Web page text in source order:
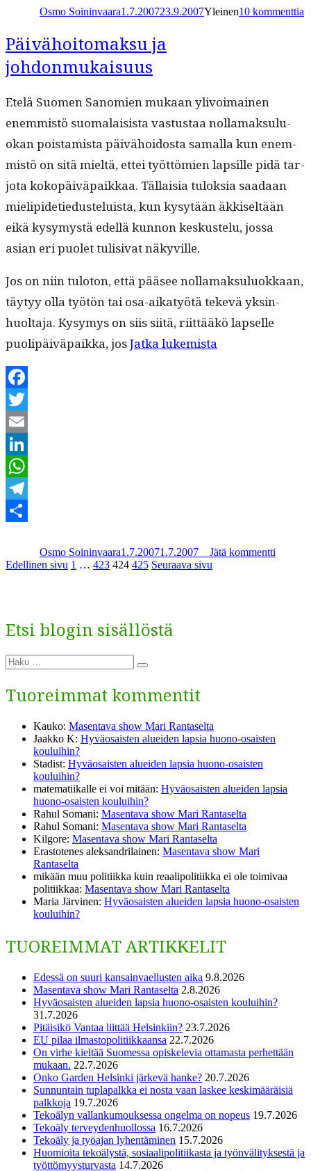
Osmo Soininvaara1.7.200723.9.2007Yleinen10 kommenttia
Päivähoitomaksu ja
johdonmukaisuus
Etelä Suomen Sanomien mukaan ylivoimainen
enem­mistö suo­ma­lai­sista vas­tus­taa nol­la­mak­su­lu­
okan pois­tamista päivähoi­dos­ta samal­la kun enem­
mistö on sitä mieltä, ettei työt­tömien lap­sille pidä tar­
jo­ta kokopäivä­paikkaa. Täl­laisia tulok­sia saadaan
mielipi­de­tiedusteluista, kun kysytään äkkiseltään
eikä kysymys­tä edel­lä kun­non keskustelu, jos­sa
asian eri puo­let tuli­si­vat näkyville.
Jos on niin tulo­ton, että pääsee nol­la­mak­su­lu­okkaan,
täy­tyy olla työtön tai osa-aikatyötä tekevä yksin­
huolta­ja. Kysymys on siis siitä, riit­tääkö lapselle
puolipäivä­paik­ka, josJat­ka lukemista
Facebook
Twitter
Email
LinkedIn
WhatsApp
Telegram
Osmo Soininvaara1.7.20071.7.2007 Jätä kommentti
Artikkelien
Edellinen sivu Sivu
1 … Sivu
423 Sivu
424 Sivu
425 Seuraava sivu
Etsi blogin sisällöstä
Etsi:
Haku
Tuoreimmat kommentit
Kauko: Masentava show Mari Rantaselta
Jaakko K: Hyväosaisten alueiden lapsia huono-osaisten
kouluihin?
Stadist: Hyväosaisten alueiden lapsia huono-osaisten
kouluihin?
matematiikalle ei voi mitään: Hyväosaisten alueiden lapsia
huono-osaisten kouluihin?
Rahul Somani: Masentava show Mari Rantaselta
Rahul Somani: Masentava show Mari Rantaselta
Kilgore: Masentava show Mari Rantaselta
Erastotenes aleksandrilainen: Masentava show Mari
Rantaselta
mikään muu politiikka kuin reaalipolitiikka ei ole toimivaa
politiikkaa: Masentava show Mari Rantaselta
Maria Järvinen: Hyväosaisten alueiden lapsia huono-osaisten
kouluihin?
TUOREIMMAT ARTIKKELIT
Edessä on suuri kansainvaellusten aika 9.8.2026
Masentava show Mari Rantaselta 2.8.2026
Hyväosaisten alueiden lapsia huono-osaisten kouluihin?
31.7.2026
Pitäisikö Vantaa liittää Helsinkiin? 23.7.2026
EU pilaa ilmastopolitiikkaansa 22.7.2026
On virhe kieltää Suomessa opiskelevia ottamasta perhettään
mukaan. 22.7.2026
Onko Garden Helsinki järkevä hanke? 20.7.2026
Sunnuntain tuplapalkka ei nosta vaan laskee keskimääräisiä
palkkoja 19.7.2026
Tekoälyn vallankumouksessa ongelma on nopeus 19.7.2026
Tekoäly terveydenhuollossa 16.7.2026
Tekoäly ja työajan lyhentäminen 15.7.2026
Huomioita tekoälystä, sosiaalipolitiikasta ja työnvälityksestä ja
työttömyysturvasta 14.7.2026